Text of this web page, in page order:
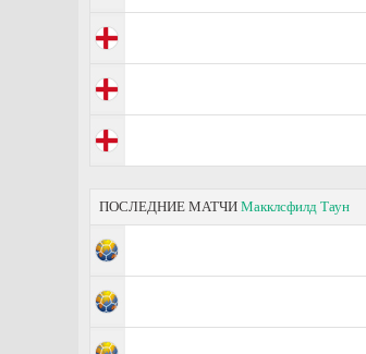
ПОСЛЕДНИЕ МАТЧИ Макклсфилд Таун